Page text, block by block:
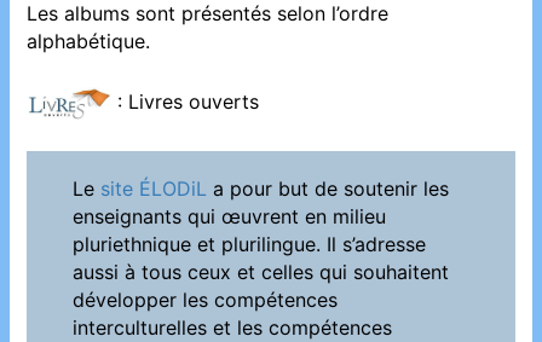
Les albums sont présentés selon l’ordre
alphabétique.
: Livres ouverts
Le site ÉLODiL a pour but de soutenir les
enseignants qui œuvrent en milieu
pluriethnique et plurilingue. Il s’adresse
aussi à tous ceux et celles qui souhaitent
développer les compétences
interculturelles et les compétences